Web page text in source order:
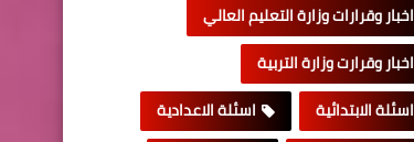
اخبار وقرارات وزارة التعليم العالي
اخبار وقرارت وزارة التربية
اسئلة الابتدائية
اسئلة الاعدادية